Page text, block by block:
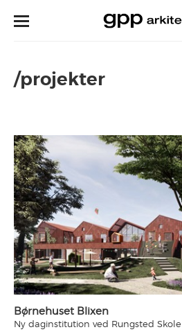
/projekter
Børnehuset Blixen
Ny daginstitution ved Rungsted Skole